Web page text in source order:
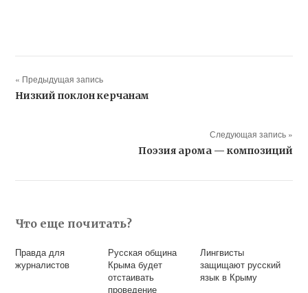
« Предыдущая запись
Низкий поклон керчанам
Следующая запись »
Поэзия арома — композиций
Что еще почитать?
Правда для
журналистов
Русская община
Крыма будет
отстаивать
проведение
Лингвисты
защищают русский
язык в Крыму